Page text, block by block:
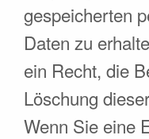
gespeicherten
Daten zu
ein Recht, die
Löschung
Wenn Sie eine